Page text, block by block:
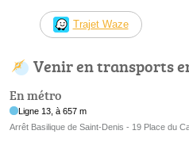
Trajet Waze
Venir en transports
En métro
Ligne 13, à 657 m
Arrêt Basilique de Saint-Denis - 19 Place du